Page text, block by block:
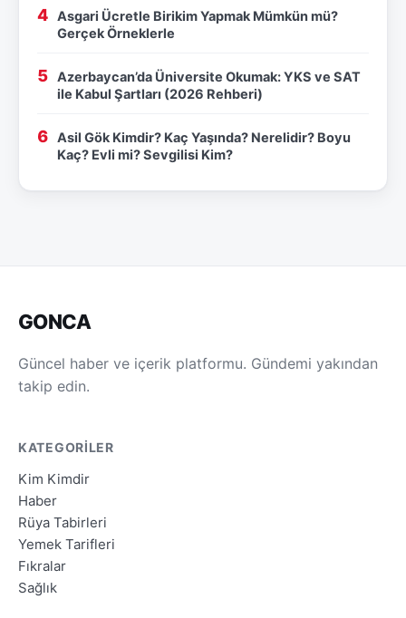
Asgari Ücretle Birikim Yapmak Mümkün mü?
Gerçek Örneklerle
Azerbaycan’da Üniversite Okumak: YKS ve SAT
ile Kabul Şartları (2026 Rehberi)
Asil Gök Kimdir? Kaç Yaşında? Nerelidir? Boyu
Kaç? Evli mi? Sevgilisi Kim?
GONCA
Güncel haber ve içerik platformu. Gündemi yakından
takip edin.
KATEGORILER
Kim Kimdir
Haber
Rüya Tabirleri
Yemek Tarifleri
Fıkralar
Sağlık